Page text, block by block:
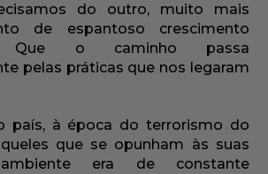
do outro, muito mais
de espantoso crescimento
Que o caminho passa
pelas práticas que nos legaram
país, à época do terrorismo do
que se opunham às suas
era de constante